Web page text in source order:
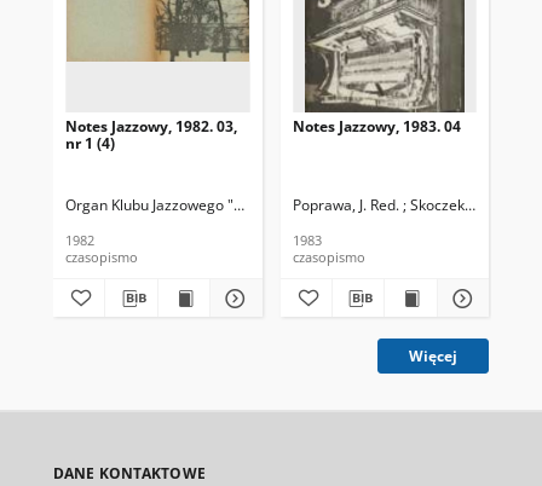
Notes Jazzowy, 1982. 03,
nr 1 (4)
Organ Klubu Jazzowego "Rotunda" Skoczek, T. Red.
1982
czasopismo
Notes Jazzowy, 1983. 04
Poprawa, J. Red. ; Skoczek T. Red.
1983
czasopismo
Więcej
DANE KONTAKTOWE